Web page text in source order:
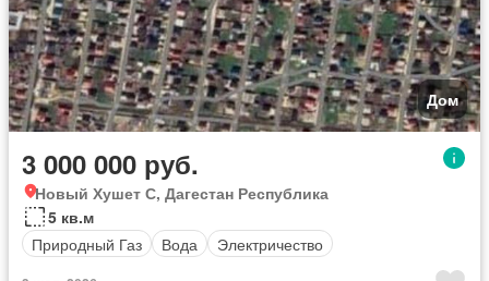
Дом
3 000 000 руб.
Новый Хушет С, Дагестан Республика
5 кв.м
Природный Газ
Вода Электричество